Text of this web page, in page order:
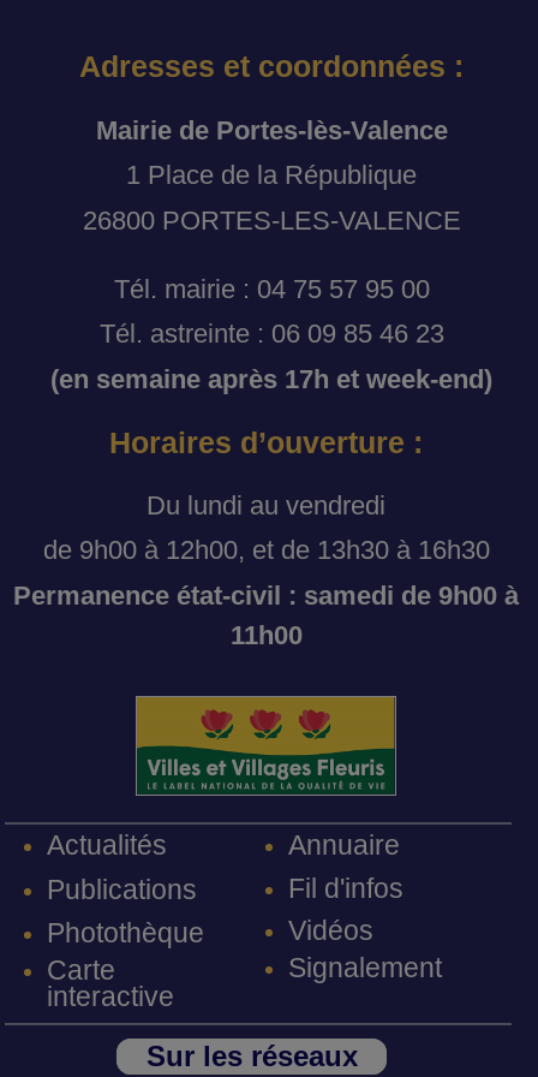
Adresses et coordonnées :
Mairie de Portes-lès-Valence
1 Place de la République
26800 PORTES-LES-VALENCE
Tél. mairie : 04 75 57 95 00
Tél. astreinte : 06 09 85 46 23
(en semaine après 17h et week-end)
Horaires d’ouverture :
Du lundi au vendredi
de 9h00 à 12h00, et de 13h30 à 16h30
Permanence état-civil : samedi de 9h00 à
11h00
Actualités
Publications
Photothèque
Carte
interactive
Annuaire
Fil d'infos
Vidéos
Signalement
Sur les réseaux